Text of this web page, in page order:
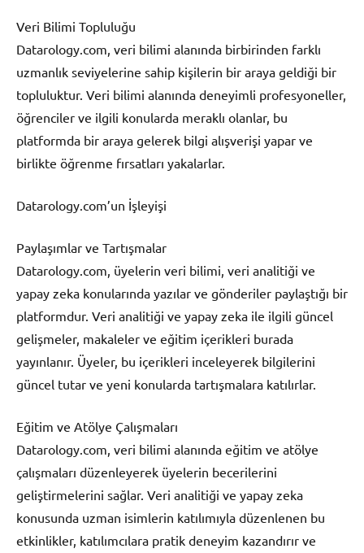
Veri Bilimi Topluluğu
Datarology.com, veri bilimi alanında birbirinden farklı
uzmanlık seviyelerine sahip kişilerin bir araya geldiği bir
topluluktur. Veri bilimi alanında deneyimli profesyoneller,
öğrenciler ve ilgili konularda meraklı olanlar, bu
platformda bir araya gelerek bilgi alışverişi yapar ve
birlikte öğrenme fırsatları yakalarlar.
Datarology.com’un İşleyişi
Paylaşımlar ve Tartışmalar
Datarology.com, üyelerin veri bilimi, veri analitiği ve
yapay zeka konularında yazılar ve gönderiler paylaştığı bir
platformdur. Veri analitiği ve yapay zeka ile ilgili güncel
gelişmeler, makaleler ve eğitim içerikleri burada
yayınlanır. Üyeler, bu içerikleri inceleyerek bilgilerini
güncel tutar ve yeni konularda tartışmalara katılırlar.
Eğitim ve Atölye Çalışmaları
Datarology.com, veri bilimi alanında eğitim ve atölye
çalışmaları düzenleyerek üyelerin becerilerini
geliştirmelerini sağlar. Veri analitiği ve yapay zeka
konusunda uzman isimlerin katılımıyla düzenlenen bu
etkinlikler, katılımcılara pratik deneyim kazandırır ve